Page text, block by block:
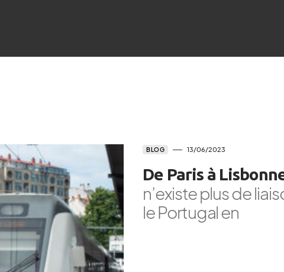
BLOG 13/06/2023
De Paris à
n’existe plus de
le Portugal en